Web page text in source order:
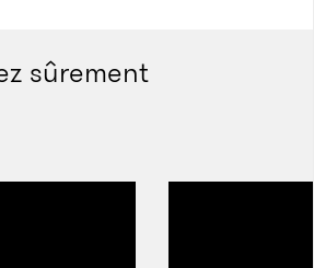
aux États-Unis, compte
sûrement